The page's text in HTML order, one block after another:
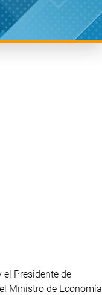
el Presidente de
Ministro de Economía